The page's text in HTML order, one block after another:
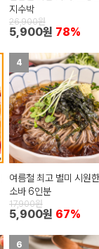
지수박
26,900원
5,900원 78%
4
여름철 최고 별미 시원
소바 6인분
17,900원
5,900원 67%
6